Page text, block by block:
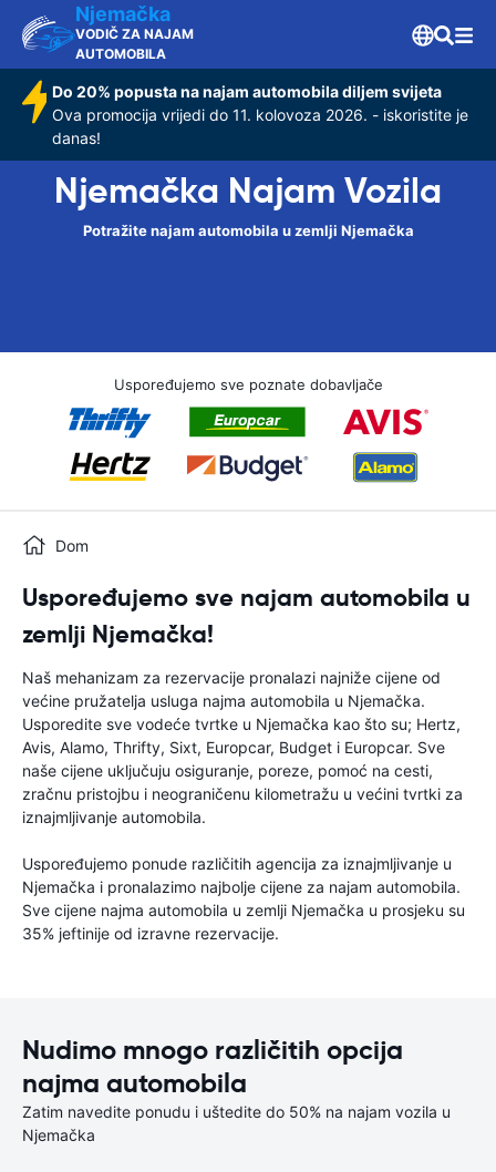
Njemačka
VODIČ ZA NAJAM
AUTOMOBILA
Do 20% popusta na najam automobila diljem svijeta
Ova promocija vrijedi do 11. kolovoza 2026. - iskoristite je
danas!
Njemačka Najam Vozila
Potražite najam automobila u zemlji Njemačka
Uspoređujemo sve poznate dobavljače
Dom
Uspoređujemo sve najam automobila u
zemlji Njemačka!
Naš mehanizam za rezervacije pronalazi najniže cijene od
većine pružatelja usluga najma automobila u Njemačka.
Usporedite sve vodeće tvrtke u Njemačka kao što su; Hertz,
Avis, Alamo, Thrifty, Sixt, Europcar, Budget i Europcar. Sve
naše cijene uključuju osiguranje, poreze, pomoć na cesti,
zračnu pristojbu i neograničenu kilometražu u većini tvrtki za
iznajmljivanje automobila.
Uspoređujemo ponude različitih agencija za iznajmljivanje u
Njemačka i pronalazimo najbolje cijene za najam automobila.
Sve cijene najma automobila u zemlji Njemačka u prosjeku su
35% jeftinije od izravne rezervacije.
Nudimo mnogo različitih opcija
najma automobila
Zatim navedite ponudu i uštedite do 50% na najam vozila u
Njemačka